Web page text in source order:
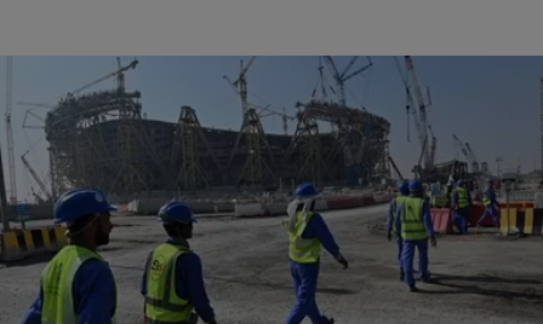
streaming
Musica
Arte
Famiglia
ed
educazione
Genitori
e